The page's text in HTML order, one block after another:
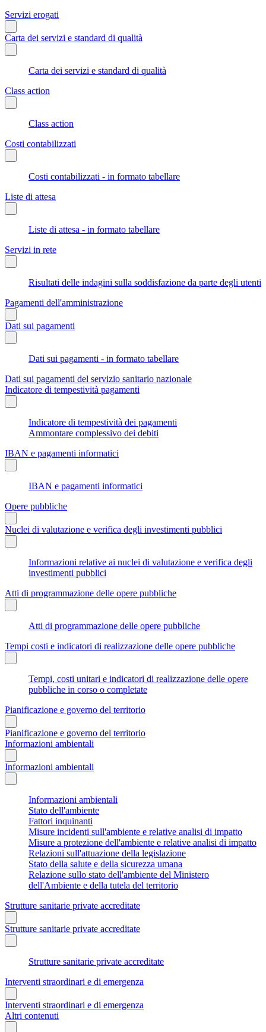
Servizi erogati
Carta dei servizi e standard di qualità
Carta dei servizi e standard di qualità
Class action
Class action
Costi contabilizzati
Costi contabilizzati - in formato tabellare
Liste di attesa
Liste di attesa - in formato tabellare
Servizi in rete
Risultati delle indagini sulla soddisfazione da parte degli utenti
Pagamenti dell'amministrazione
Dati sui pagamenti
Dati sui pagamenti - in formato tabellare
Dati sui pagamenti del servizio sanitario nazionale
Indicatore di tempestività pagamenti
Indicatore di tempestività dei pagamenti
Ammontare complessivo dei debiti
IBAN e pagamenti informatici
IBAN e pagamenti informatici
Opere pubbliche
Nuclei di valutazione e verifica degli investimenti pubblici
Informazioni relative ai nuclei di valutazione e verifica degli
investimenti pubblici
Atti di programmazione delle opere pubbliche
Atti di programmazione delle opere pubbliche
Tempi costi e indicatori di realizzazione delle opere pubbliche
Tempi, costi unitari e indicatori di realizzazione delle opere
pubbliche in corso o completate
Pianificazione e governo del territorio
Pianificazione e governo del territorio
Informazioni ambientali
Informazioni ambientali
Informazioni ambientali
Stato dell'ambiente
Fattori inquinanti
Misure incidenti sull'ambiente e relative analisi di impatto
Misure a protezione dell'ambiente e relative analisi di impatto
Relazioni sull'attuazione della legislazione
Stato della salute e della sicurezza umana
Relazione sullo stato dell'ambiente del Ministero
dell'Ambiente e della tutela del territorio
Strutture sanitarie private accreditate
Strutture sanitarie private accreditate
Strutture sanitarie private accreditate
Interventi straordinari e di emergenza
Interventi straordinari e di emergenza
Altri contenuti